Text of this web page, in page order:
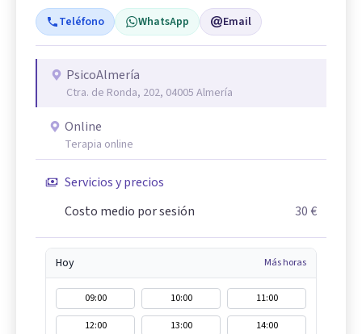
Teléfono WhatsApp Email
PsicoAlmería
Ctra. de Ronda, 202, 04005 Almería
Online
Terapia online
Servicios y precios
Costo medio por sesión
30 €
Hoy Más horas
09:00 10:00
11:00
12:00
13:00 14:00